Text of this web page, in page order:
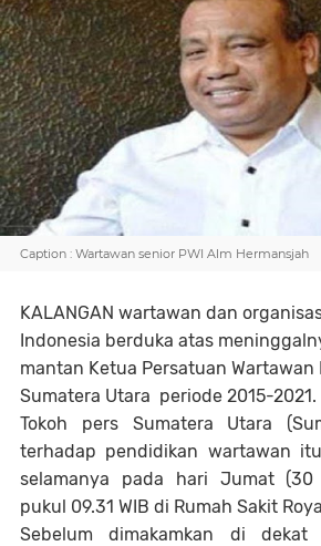
Caption : Wartawan senior PWI Alm Hermansjah
KALANGAN wartawan dan
Indonesia berduka atas
mantan Ketua Persatuan Wartawan
Sumatera Utara periode 2015-2021.
Tokoh pers Sumatera Utara
terhadap pendidikan wartawan
selamanya pada hari Jumat (30
pukul 09.31 WIB di Rumah Sakit
Sebelum dimakamkan di dekat